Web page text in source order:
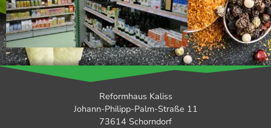
Reformhaus Kaliss
Johann-Philipp-Palm-Straße 11
73614 Schorndorf